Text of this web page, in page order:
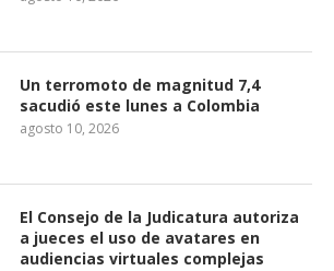
Un terromoto de magnitud 7,4
sacudió este lunes a Colombia
agosto 10, 2026
El Consejo de la Judicatura autoriza
a jueces el uso de avatares en
audiencias virtuales complejas